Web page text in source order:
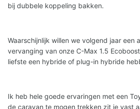
bij dubbele koppeling bakken.
Waarschijnlijk willen we volgend jaar een
vervanging van onze C-Max 1.5
liefste een hybride of plug-in hybride
Ik heb hele goede ervaringen met een
de caravan te mogen trekken zit je vast